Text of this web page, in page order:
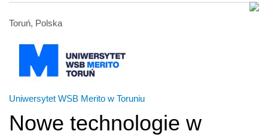
Toruń, Polska
Uniwersytet WSB Merito w Toruniu
Nowe technologie w